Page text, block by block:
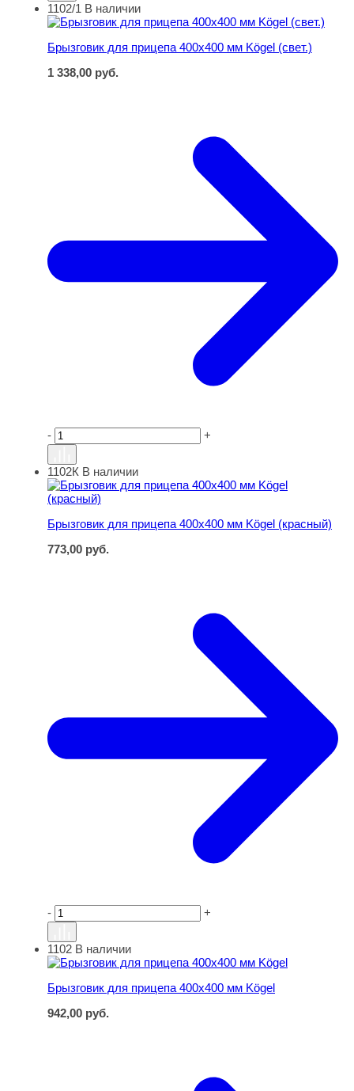
Брызговик для прицепа 400х400 мм Kögel (свет.)
1102/1 В наличии
Брызговик для прицепа 400х400 мм Kögel (свет.)
1 338,00 руб.
- +
Брызговик для прицепа 400х400 мм Kögel (красный)
1102К В наличии
Брызговик для прицепа 400х400 мм Kögel (красный)
773,00 руб.
- +
Брызговик для прицепа 400х400 мм Kögel
1102 В наличии
Брызговик для прицепа 400х400 мм Kögel
942,00 руб.